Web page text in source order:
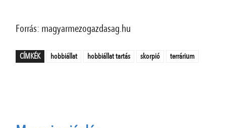
Forrás: magyarmezogazdasag.hu
CÍMKÉK hobbiállat hobbiállat tartás skorpió terrárium